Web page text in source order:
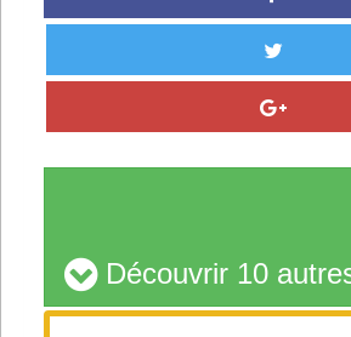
Découvrir 10